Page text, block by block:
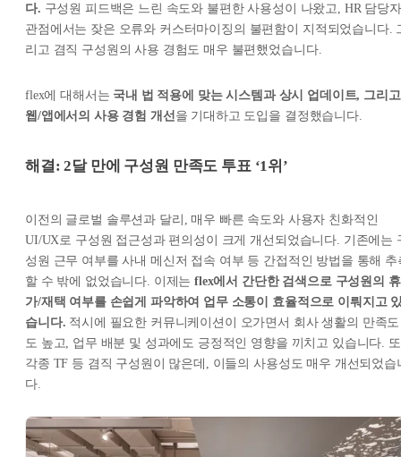
다. 구성원 피드백은 느린 속도와 불편한 사용성이 나왔고, HR 담당자
관점에서는 잦은 오류와 커스터마이징의 불편함이 지적되었습니다.
리고 겸직 구성원의 사용 경험도 매우 불편했었습니다.
flex에 대해서는 국내 법 적용에 맞는 시스템과 상시 업데이트, 그리고
웹/앱에서의 사용 경험 개선 을 기대하고 도입을 결정했습니다.
해결: 2달 만에 구성원 만족도 투표 ‘1위’
이전의 글로벌 솔루션과 달리, 매우 빠른 속도와 사용자 친화적인
UI/UX로 구성원 접근성과 편의성이 크게 개선되었습니다. 기존에는
성원 근무 여부를 사내 메신저 접속 여부 등 간접적인 방법을 통해 추
할 수 밖에 없었습니다. 이제는flex에서 간단한 검색으로 구성원의 휴
가/재택 여부를 손쉽게 파악하여 업무 소통이 효율적으로 이뤄지고
습니다. 적시에 필요한 커뮤니케이션이 오가면서 회사 생활의 만족도
도 높고, 업무 배분 및 성과에도 긍정적인 영향을 끼치고 있습니다. 또
각종 TF 등 겸직 구성원이 많은데, 이들의 사용성도 매우 개선되었습
다.